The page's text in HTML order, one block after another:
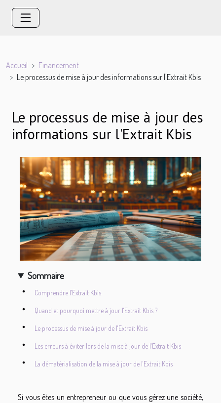
Accueil
Financement
Le processus de mise à jour des informations sur l'Extrait Kbis
Le processus de mise à jour des
informations sur l'Extrait Kbis
Sommaire
Comprendre l'Extrait Kbis
Quand et pourquoi mettre à jour l'Extrait Kbis ?
Le processus de mise à jour de l'Extrait Kbis
Les erreurs à éviter lors de la mise à jour de l'Extrait Kbis
La dématérialisation de la mise à jour de l'Extrait Kbis
Si vous êtes un entrepreneur ou que vous gérez une société,